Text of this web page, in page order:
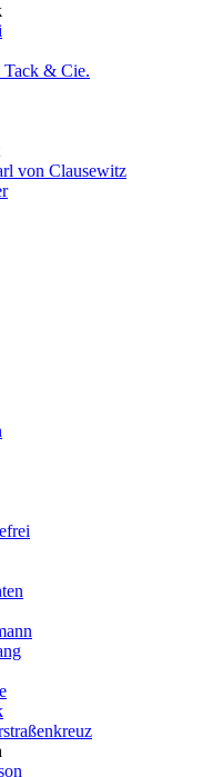
Tack & Cie.
von Clausewitz